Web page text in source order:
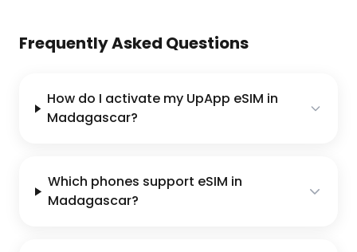
Frequently Asked Questions
How do I activate my UpApp eSIM in
Madagascar?
Which phones support eSIM in
Madagascar?